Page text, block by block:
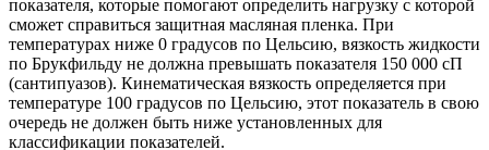
показателя, которые помогают определить нагрузку с которой
сможет справиться защитная масляная пленка. При
температурах ниже 0 градусов по Цельсию, вязкость жидкости
по Брукфильду не должна превышать показателя 150 000 сП
(сантипуазов). Кинематическая вязкость определяется при
температуре 100 градусов по Цельсию, этот показатель в свою
очередь не должен быть ниже установленных для
классификации показателей.